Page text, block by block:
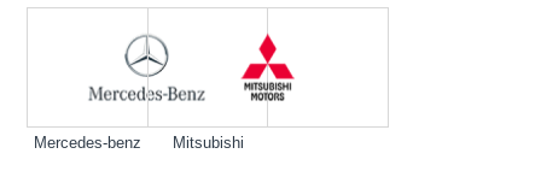
Mercedes-benz Mitsubishi